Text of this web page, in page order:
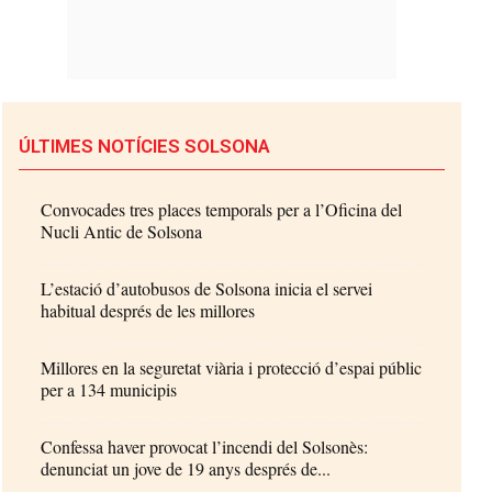
ÚLTIMES NOTÍCIES SOLSONA
Convocades tres places temporals per a l’Oficina del
Nucli Antic de Solsona
L’estació d’autobusos de Solsona inicia el servei
habitual després de les millores
Millores en la seguretat viària i protecció d’espai públic
per a 134 municipis
Confessa haver provocat l’incendi del Solsonès:
denunciat un jove de 19 anys després de...